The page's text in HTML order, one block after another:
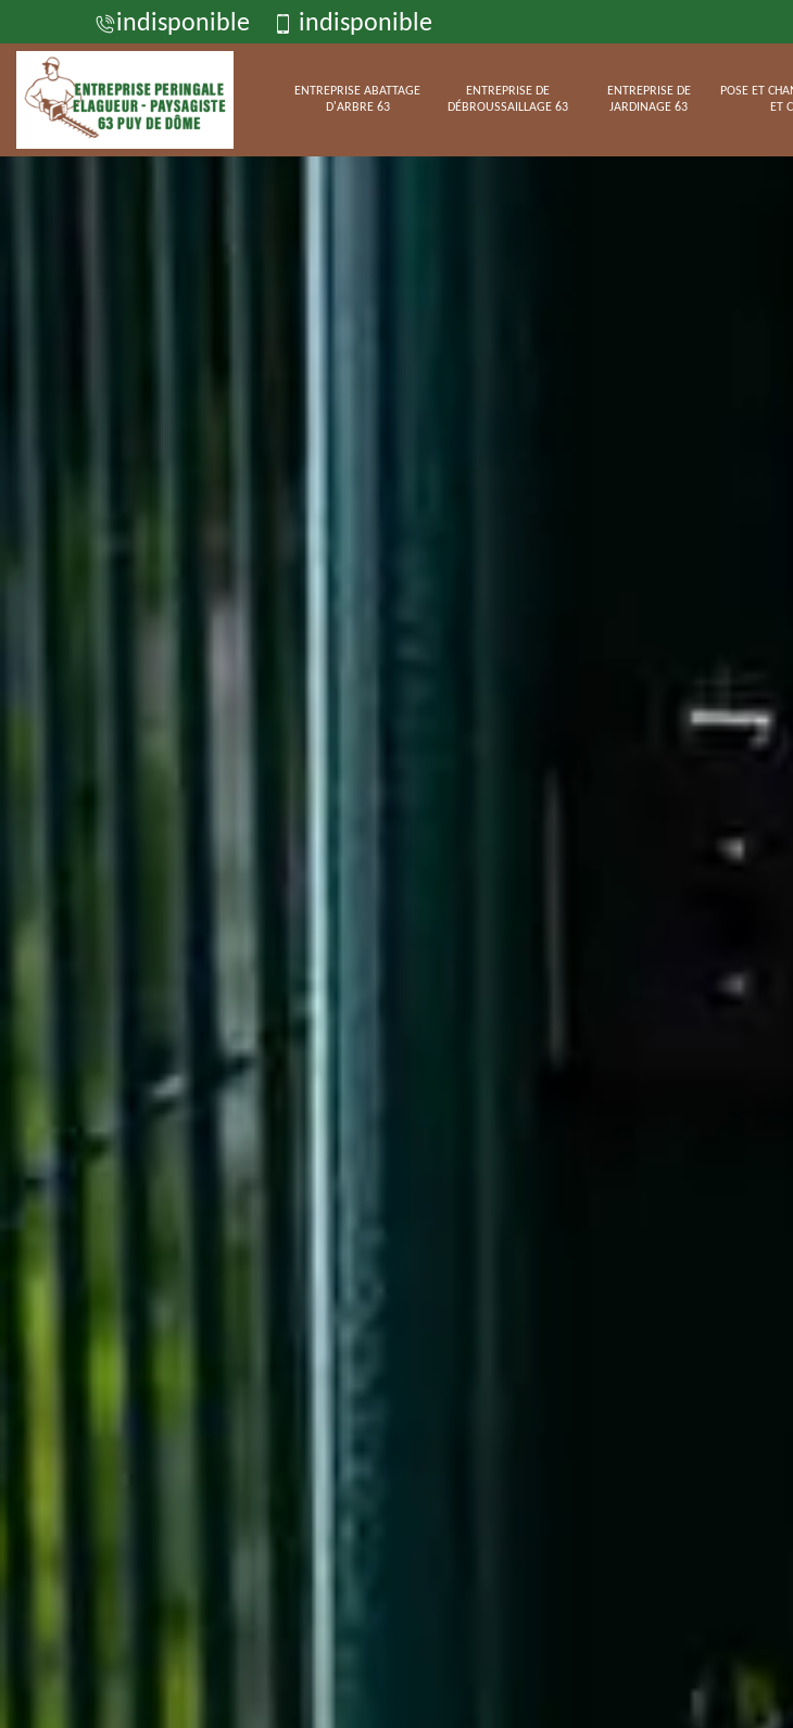
indisponible indisponible
ENTREPRISE ABATTAGE
D'ARBRE 63
ENTREPRISE DE
DÉBROUSSAILLAGE 63
ENTREPRISE DE
JARDINAGE 63
POSE ET
ET